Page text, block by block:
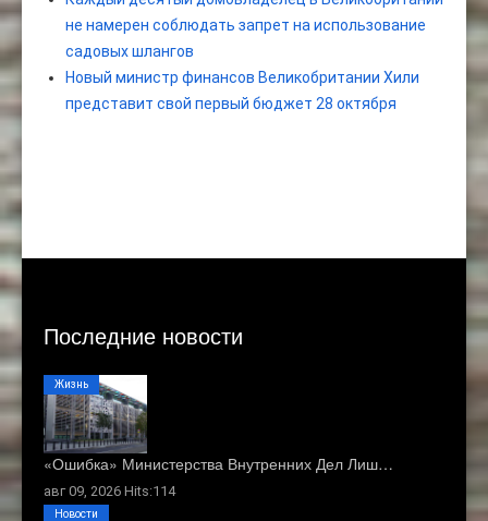
не намерен соблюдать запрет на использование
садовых шлангов
Новый министр финансов Великобритании Хили
представит свой первый бюджет 28 октября
Последние новости
«Ошибка» Министерства Внутренних Дел Лиш…
авг 09, 2026 Hits:114
Жизнь
Новости